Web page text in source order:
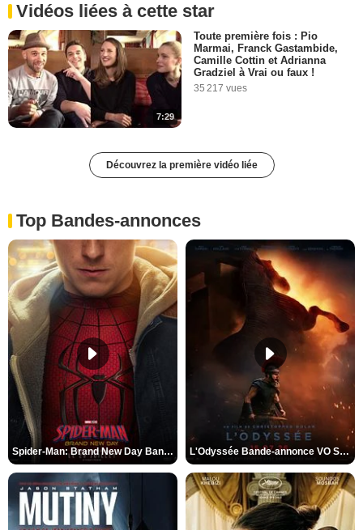
Vidéos liées à cette star
7:29
Toute première fois : Pio
Marmai, Franck Gastambide,
Camille Cottin et Adrianna
Gradziel à Vrai ou faux !
35 217 vues
Découvrez la première vidéo liée
Top Bandes-annonces
Spider-Man: Brand New Day Bande-annonce VO STFR L'Odyssée Bande-annonce VO STFR